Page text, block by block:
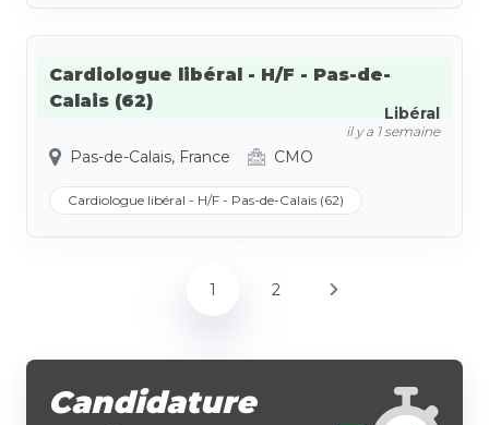
Cardiologue libéral - H/F - Pas-de-
Calais (62)
Libéral
il y a 1 semaine
Pas-de-Calais, France CMO
Cardiologue libéral - H/F - Pas-de-Calais (62)
1 2
Candidature